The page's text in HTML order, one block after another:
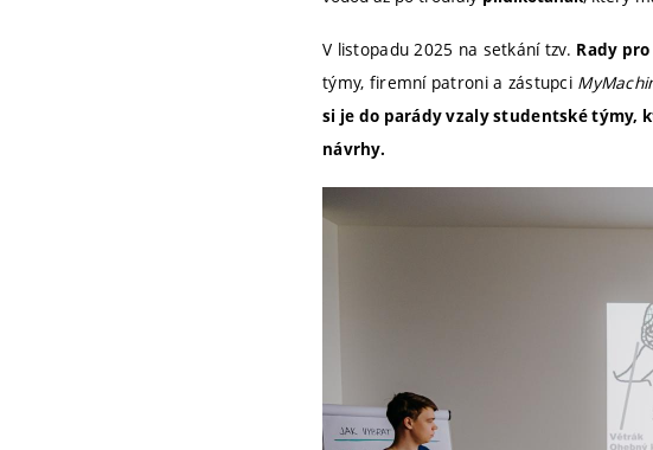
V listopadu 2025 na setkání tzv. Rady
týmy, firemní patroni a zástupci
si je do parády vzaly studentské
návrhy.